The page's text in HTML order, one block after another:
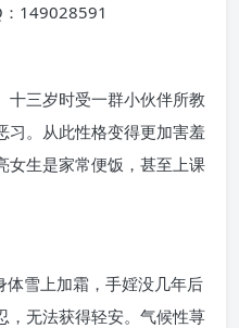
149028591
十三岁时受一群小伙伴所教
习。从此性格变得更加害羞
女生是家常便饭，甚至上课
雪上加霜，手婬没几年后
，无法获得轻安。气候性荨